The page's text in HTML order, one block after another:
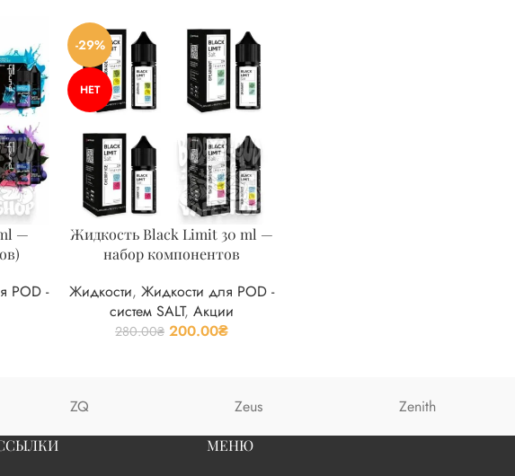
—
POD -
-29%
НЕТ
Жидкость Black Limit 30 ml —
набор компонентов
Жидкости, Жидкости для POD -
систем SALT, Акции
280.00₴ 200.00₴
ZQ Zeus Zenith
МЕНЮ